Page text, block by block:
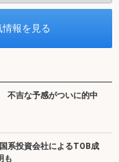
不吉な予感がついに的中
系投資会社によるTOB成
も